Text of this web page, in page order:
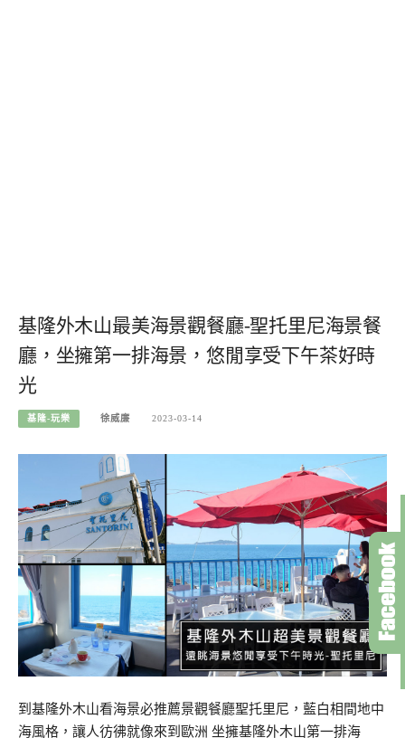
基隆外木山最美海景觀餐廳-聖托里尼海景餐
廳，坐擁第一排海景，悠閒享受下午茶好時
光
基隆-玩樂 徐威廉 2023-03-14
到基隆外木山看海景必推薦景觀餐廳聖托里尼，藍白相間地中
海風格，讓人彷彿就像來到歐洲 坐擁基隆外木山第一排海